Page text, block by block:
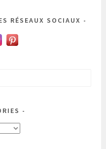
RÉSEAUX SOCIAUX